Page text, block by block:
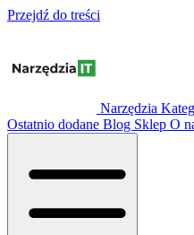
Przejdź do treści
Narzędzia
Ostatnio dodane Blog Sklep O